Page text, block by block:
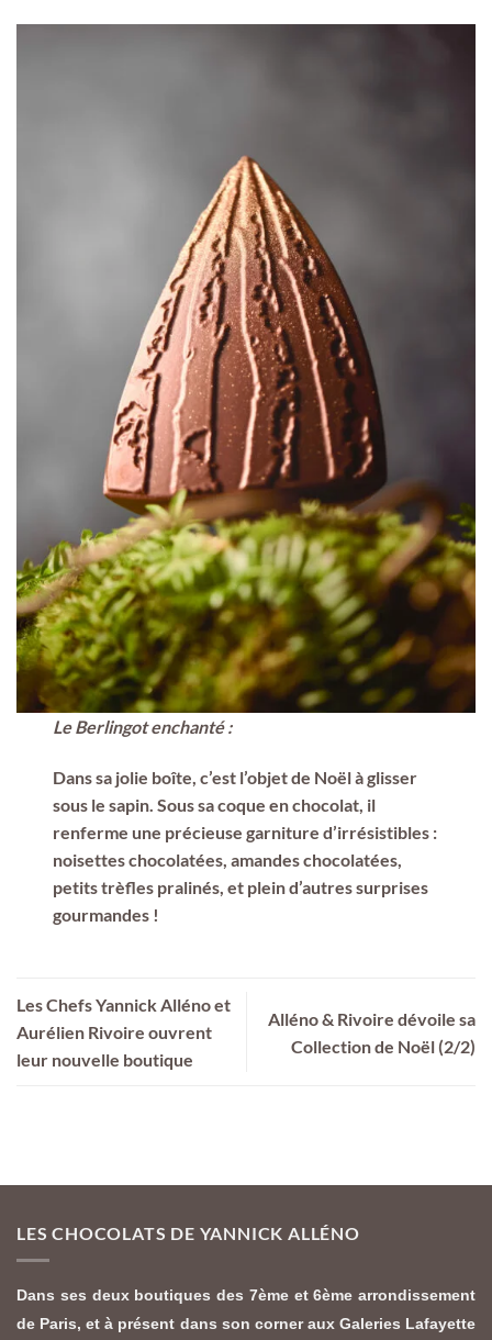
Le Berlingot enchanté:
Dans sa jolie boîte, c’est l’objet de Noël à glisser
sous le sapin. Sous sa coque en chocolat, il
renferme une précieuse garniture d’irrésistibles :
noisettes chocolatées, amandes chocolatées,
petits trèfles pralinés, et plein d’autres surprises
gourmandes !
Les Chefs Yannick Alléno et
Aurélien Rivoire ouvrent
leur nouvelle boutique
Alléno & Rivoire dévoile sa
Collection de Noël (2/2)
LES CHOCOLATS DE YANNICK ALLÉNO
Dans ses deux boutiques des 7ème et 6ème arrondissement
de Paris, et à présent dans son corner aux Galeries Lafayette